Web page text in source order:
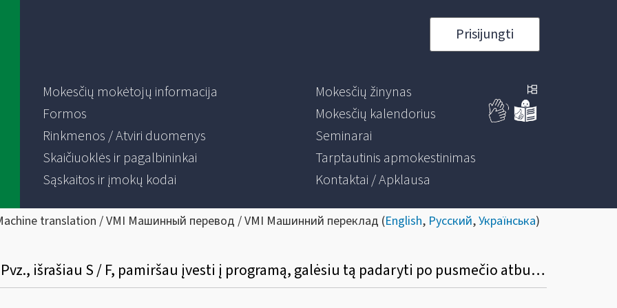
Prisijungti
Mokesčių mokėtojų informacija
Formos
Rinkmenos / Atviri duomenys
Skaičiuoklės ir pagalbininkai
Sąskaitos ir įmokų kodai
Mokesčių žinynas
Mokesčių kalendorius
Seminarai
Tarptautinis apmokestinimas
Kontaktai / Apklausa
translation / VMI Машинный перевод / VMI Машинний переклад (English, Русский,Українська)
Ar bus nustatytas datos apribojimas? Pvz., išrašiau S / F, pamiršau įvesti į programą, galėsiu tą padaryti po pusmečio atbuline data?